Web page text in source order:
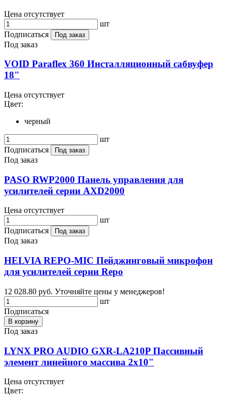
Цена отсутствует
шт
Подписаться
Под заказ
Под заказ
VOID Paraflex 360 Инсталляционный сабвуфер
18"
Цена отсутствует
Цвет:
черный
шт
Подписаться
Под заказ
Под заказ
PASO RWP2000 Панель управления для
усилителей серии AXD2000
Цена отсутствует
шт
Подписаться
Под заказ
Под заказ
HELVIA REPO-MIC Пейджинговый микрофон
для усилителей серии Repo
12 028.80 руб. Уточняйте цены у менеджеров!
шт
Подписаться
В корзину
Под заказ
LYNX PRO AUDIO GXR-LA210P Пассивный
элемент линейного массива 2х10"
Цена отсутствует
Цвет: